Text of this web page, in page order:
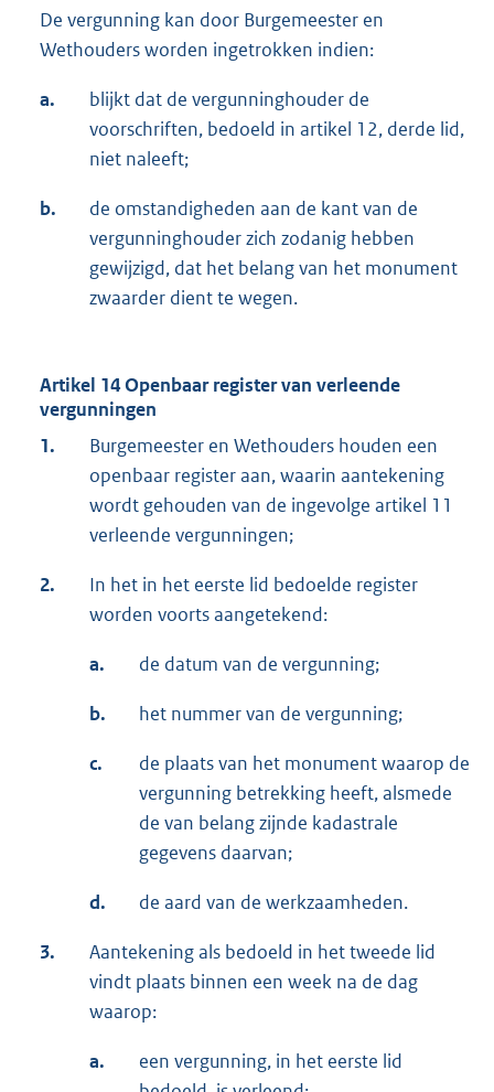
De vergunning kan door Burgemeester en
Wethouders worden ingetrokken indien:
a.
blijkt dat de vergunninghouder de
voorschriften, bedoeld in artikel 12, derde lid,
niet naleeft;
b.
de omstandigheden aan de kant van de
vergunninghouder zich zodanig hebben
gewijzigd, dat het belang van het monument
zwaarder dient te wegen.
Artikel 14 Openbaar register van verleende
vergunningen
1.
Burgemeester en Wethouders houden een
openbaar register aan, waarin aantekening
wordt gehouden van de ingevolge artikel 11
verleende vergunningen;
2.
In het in het eerste lid bedoelde register
worden voorts aangetekend:
a. de datum van de vergunning;
b. het nummer van de vergunning;
c.
de plaats van het monument waarop de
vergunning betrekking heeft, alsmede
de van belang zijnde kadastrale
gegevens daarvan;
d. de aard van de werkzaamheden.
3.
Aantekening als bedoeld in het tweede lid
vindt plaats binnen een week na de dag
waarop:
a.
een vergunning, in het eerste lid